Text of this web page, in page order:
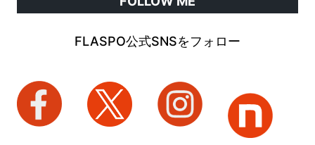
FLASPO公式SNSをフォロー